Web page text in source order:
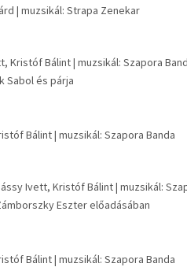
| muzsikál: Strapa Zenekar
Kristóf Bálint | muzsikál: Szapora
Sabol és párja
Bálint | muzsikál: Szapora Banda
Ivett, Kristóf Bálint | muzsikál:
Eszter előadásában
Bálint | muzsikál: Szapora Banda